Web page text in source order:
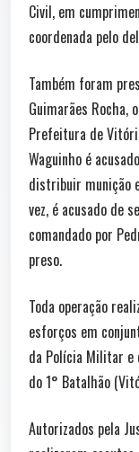
Civil, em
coordenada pelo
Também foram
Guimarães Rocha,
Prefeitura de
Waguinho é
distribuir munição
vez, é acusado de
comandado por
preso.
Toda operação
esforços em
da Polícia Militar e
do 1° Batalhão
Autorizados pela